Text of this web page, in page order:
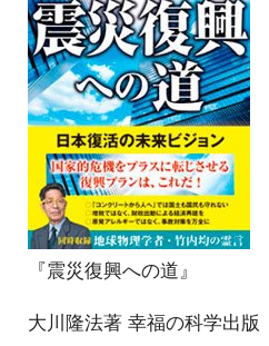
『震災復興への道』
大川隆法著 幸福の科学出版